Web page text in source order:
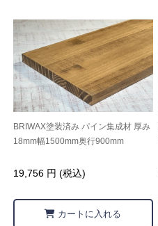
BRIWAX塗装済み パイン集成材 厚み
18mm幅1500mm奥行900mm
19,756 円 (税込)
カートに入れる